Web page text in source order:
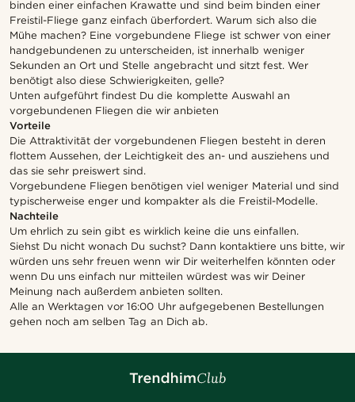
binden einer einfachen Krawatte und sind beim binden einer
Freistil-Fliege ganz einfach überfordert. Warum sich also die
Mühe machen? Eine vorgebundene Fliege ist schwer von einer
handgebundenen zu unterscheiden, ist innerhalb weniger
Sekunden an Ort und Stelle angebracht und sitzt fest. Wer
benötigt also diese Schwierigkeiten, gelle?
Unten aufgeführt findest Du die komplette Auswahl an
vorgebundenen Fliegen die wir anbieten
Vorteile
Die Attraktivität der vorgebundenen Fliegen besteht in deren
flottem Aussehen, der Leichtigkeit des an- und ausziehens und
das sie sehr preiswert sind.
Vorgebundene Fliegen benötigen viel weniger Material und sind
typischerweise enger und kompakter als die Freistil-Modelle.
Nachteile
Um ehrlich zu sein gibt es wirklich keine die uns einfallen.
Siehst Du nicht wonach Du suchst? Dann kontaktiere uns bitte, wir
würden uns sehr freuen wenn wir Dir weiterhelfen könnten oder
wenn Du uns einfach nur mitteilen würdest was wir Deiner
Meinung nach außerdem anbieten sollten.
Alle an Werktagen vor 16:00 Uhr aufgegebenen Bestellungen
gehen noch am selben Tag an Dich ab.